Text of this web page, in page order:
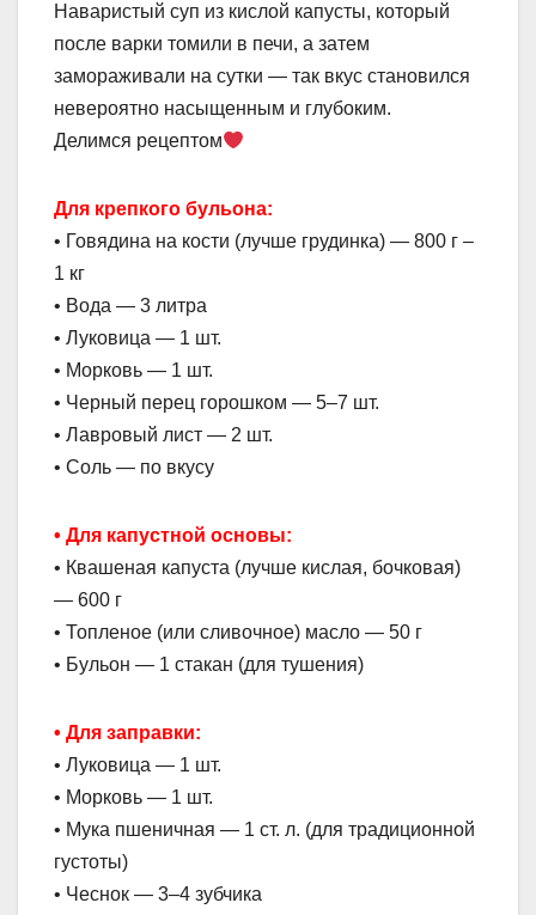
Наваристый суп из кислой капусты, который
после варки томили в печи, а затем
замораживали на сутки — так вкус становился
невероятно насыщенным и глубоким.
Делимся рецептом
Для крепкого бульона:
• Говядина на кости (лучше грудинка) — 800 г –
1 кг
• Вода — 3 литра
• Луковица — 1 шт.
• Морковь — 1 шт.
• Черный перец горошком — 5–7 шт.
• Лавровый лист — 2 шт.
• Соль — по вкусу
• Для капустной основы:
• Квашеная капуста (лучше кислая, бочковая)
— 600 г
• Топленое (или сливочное) масло — 50 г
• Бульон — 1 стакан (для тушения)
• Для заправки:
• Луковица — 1 шт.
• Морковь — 1 шт.
• Мука пшеничная — 1 ст. л. (для традиционной
густоты)
• Чеснок — 3–4 зубчика